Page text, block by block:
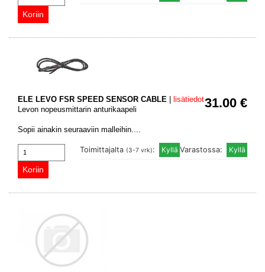
31.00 €
ELE LEVO FSR SPEED SENSOR CABLE
lisätiedot
Levon nopeusmittarin anturikaapeli
Sopii ainakin seuraaviin malleihin....
Varastossa:
Toimittajalta (3-7 vrk):